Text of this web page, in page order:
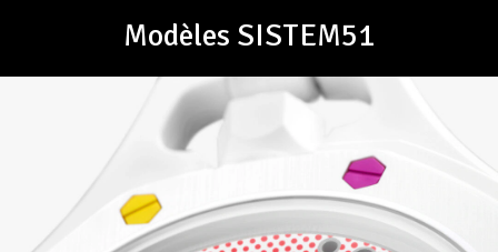
Modèles SISTEM51